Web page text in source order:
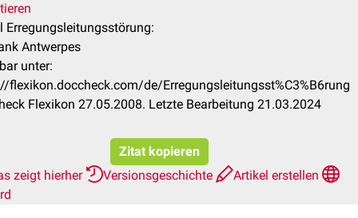
Erregungsleitungsstörung:
Antwerpes
unter:
flexikon.doccheck.com/de/Erregungsleitungsst%C3%B6rung
Flexikon 27.05.2008. Letzte Bearbeitung 21.03.2024
Zitat kopieren
zeigt hierher
Versionsgeschichte
Artikel erstellen